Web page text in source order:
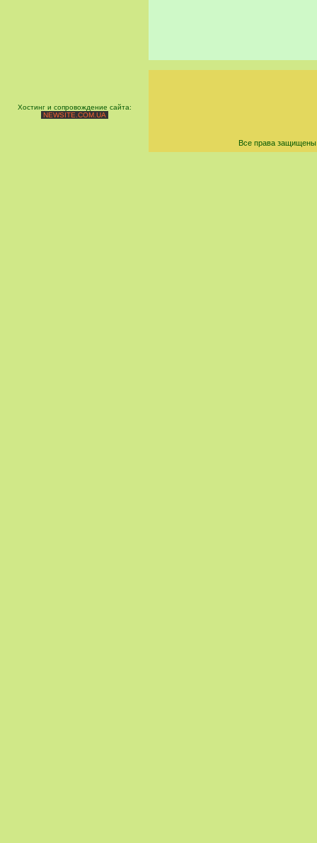
Хостинг и сопровождение сайта:
NEWSITE.COM.UA
Все права